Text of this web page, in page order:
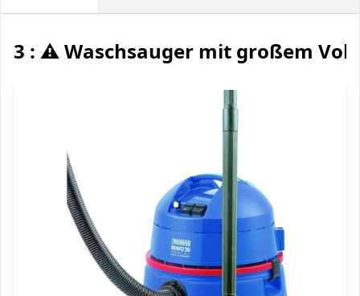
3 : ⚠️ Waschsauger mit großem